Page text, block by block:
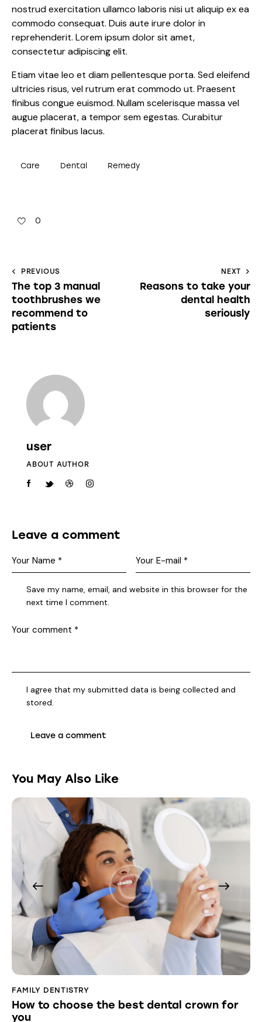
nostrud exercitation ullamco laboris nisi ut aliquip ex ea
commodo consequat. Duis aute irure dolor in
reprehenderit. Lorem ipsum dolor sit amet,
consectetur adipiscing elit.
Etiam vitae leo et diam pellentesque porta. Sed eleifend
ultricies risus, vel rutrum erat commodo ut. Praesent
finibus congue euismod. Nullam scelerisque massa vel
augue placerat, a tempor sem egestas. Curabitur
placerat finibus lacus.
Care Dental Remedy
0
PREVIOUS
The top 3 manual
toothbrushes we
recommend to
patients
NEXT
Reasons to take your
dental health
seriously
user
ABOUT AUTHOR
Leave a comment
Save my name, email, and website in this browser for the
next time I comment.
I agree that my submitted data is being collected and
stored.
You May Also Like
FAMILY DENTISTRY
How to choose the best dental crown for
you